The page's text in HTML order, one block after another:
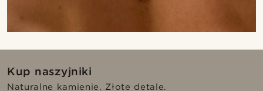
Kup naszyjniki
Naturalne kamienie. Złote detale.